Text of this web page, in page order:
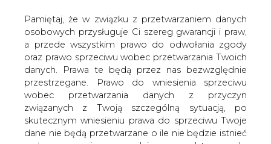
Pamiętaj, że w związku z przetwarzaniem danych
osobowych przysługuje Ci szereg gwarancji i praw,
a przede wszystkim prawo do odwołania zgody
oraz prawo sprzeciwu wobec przetwarzania Twoich
danych. Prawa te będą przez nas bezwzględnie
przestrzegane. Prawo do wniesienia sprzeciwu
wobec przetwarzania danych z przyczyn
związanych z Twoją szczególną sytuacją, po
skutecznym wniesieniu prawa do sprzeciwu Twoje
dane nie będą przetwarzane o ile nie będzie istnieć
(Niemcy) Podpisanie drugiej poprawki
do porozumienia niemieckich firm
gazowniczych zostało przyjęte jako
przełomowy moment w tworzeniu się
rynku konkurencyjnego. Niemniej fakt